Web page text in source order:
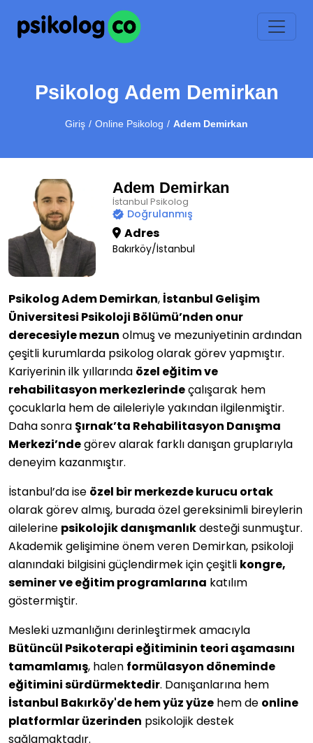
Psikolog Adem Demirkan
Giriş Online Psikolog Adem Demirkan
Adem Demirkan
İstanbul Psikolog
Doğrulanmış
Adres
Bakırköy/İstanbul
Psikolog Adem Demirkan, İstanbul Gelişim
Üniversitesi Psikoloji Bölümü’nden onur
derecesiyle mezun olmuş ve mezuniyetinin ardından
çeşitli kurumlarda psikolog olarak görev yapmıştır.
Kariyerinin ilk yıllarında özel eğitim ve
rehabilitasyon merkezlerinde çalışarak hem
çocuklarla hem de aileleriyle yakından ilgilenmiştir.
Daha sonra Şırnak’ta Rehabilitasyon Danışma
Merkezi’nde görev alarak farklı danışan gruplarıyla
deneyim kazanmıştır.
İstanbul’da ise özel bir merkezde kurucu ortak
olarak görev almış, burada özel gereksinimli bireylerin
ailelerine psikolojik danışmanlık desteği sunmuştur.
Akademik gelişimine önem veren Demirkan, psikoloji
alanındaki bilgisini güçlendirmek için çeşitli kongre,
seminer ve eğitim programlarına katılım
göstermiştir.
Mesleki uzmanlığını derinleştirmek amacıyla
Bütüncül Psikoterapi eğitiminin teori aşamasını
tamamlamış, halen formülasyon döneminde
eğitimini sürdürmektedir. Danışanlarına hem
İstanbul Bakırköy'de hem yüz yüze hem de online
platformlar üzerinden psikolojik destek
sağlamaktadır.